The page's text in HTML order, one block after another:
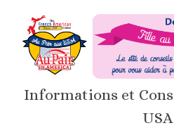
Informations et
USA